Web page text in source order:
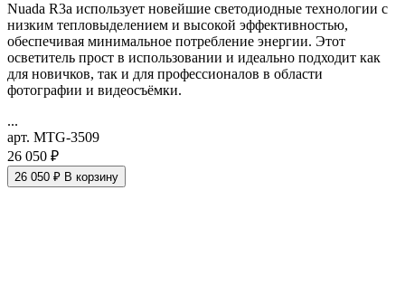
Nuada R3a использует новейшие светодиодные технологии с
низким тепловыделением и высокой эффективностью,
обеспечивая минимальное потребление энергии. Этот
осветитель прост в использовании и идеально подходит как
для новичков, так и для профессионалов в области
фотографии и видеосъёмки.
...
арт. MTG-3509
26 050 ₽
26 050 ₽ В корзину